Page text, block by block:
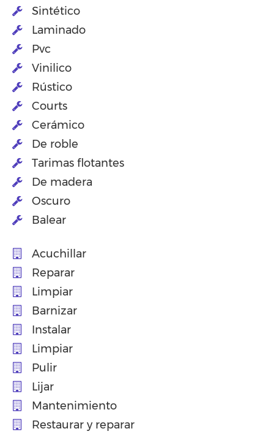
Sintético
Laminado
Pvc
Vinilico
Rústico
Courts
Cerámico
De roble
Tarimas flotantes
De madera
Oscuro
Balear
Acuchillar
Reparar
Limpiar
Barnizar
Instalar
Limpiar
Pulir
Lijar
Mantenimiento
Restaurar y reparar